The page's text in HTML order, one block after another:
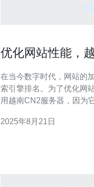
优化网站性能，
在当今数字时代，网站的
索引擎排名。为了优化网
用越南CN2服务器，因为
适的服务器至关重要。德
2025年8月21日